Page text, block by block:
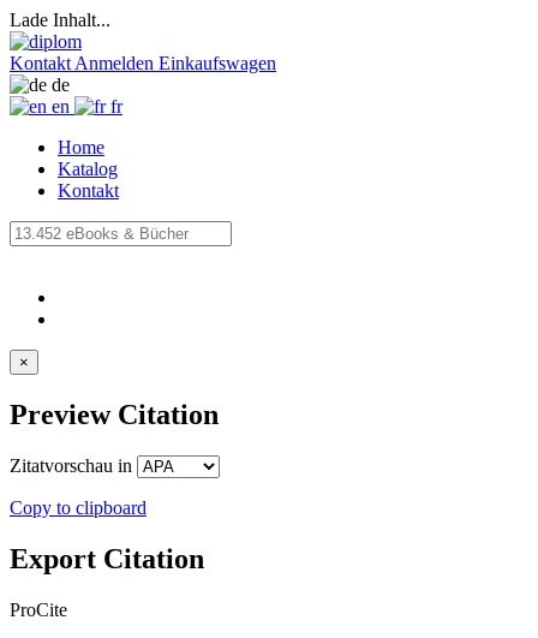
Lade Inhalt...
Kontakt Anmelden Einkaufswagen
de
en
fr
Home
Katalog
Kontakt
×
Preview Citation
Zitatvorschau in
Copy to clipboard
Export Citation
ProCite